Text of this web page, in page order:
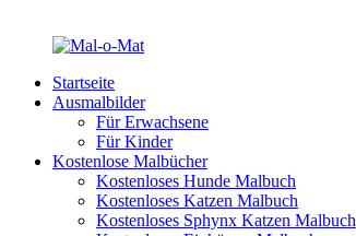
Startseite
Ausmalbilder
Für Erwachsene
Für Kinder
Kostenlose Malbücher
Kostenloses Hunde Malbuch
Kostenloses Katzen Malbuch
Kostenloses Sphynx Katzen Malbuch